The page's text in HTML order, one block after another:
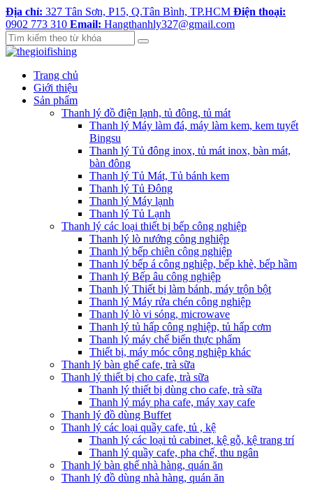
Địa chỉ: 327 Tân Sơn, P15, Q.Tân Bình, TP.HCM Điện thoại:
0902 773 310 Email: Hangthanhly327@gmail.com
Trang chủ
Giới thiệu
Sản phẩm
Thanh lý đồ điện lạnh, tủ đông, tủ mát
Thanh lý Máy làm đá, máy làm kem, kem tuyết
Bingsu
Thanh lý Tủ đông inox, tủ mát inox, bàn mát,
bàn đông
Thanh lý Tủ Mát, Tủ bánh kem
Thanh lý Tủ Đông
Thanh lý Máy lạnh
Thanh lý Tủ Lạnh
Thanh lý các loại thiết bị bếp công nghiệp
Thanh lý lò nướng công nghiệp
Thanh lý bếp chiên công nghiệp
Thanh lý bếp á công nghiệp, bếp khè, bếp hầm
Thanh lý Bếp âu công nghiệp
Thanh lý Thiết bị làm bánh, máy trộn bột
Thanh lý Máy rửa chén công nghiệp
Thanh lý lò vi sóng, microwave
Thanh lý tủ hấp công nghiệp, tủ hấp cơm
Thanh lý máy chế biến thực phẩm
Thiết bị, máy móc công nghiệp khác
Thanh lý bàn ghế cafe, trà sữa
Thanh lý thiết bị cho cafe, trà sữa
Thanh lý thiết bị dùng cho cafe, trà sữa
Thanh lý máy pha cafe, máy xay cafe
Thanh lý đồ dùng Buffet
Thanh lý các loại quầy cafe, tủ , kệ
Thanh lý các loại tủ cabinet, kệ gỗ, kệ trang trí
Thanh lý quầy cafe, pha chế, thu ngân
Thanh lý bàn ghế nhà hàng, quán ăn
Thanh lý đồ dùng nhà hàng, quán ăn